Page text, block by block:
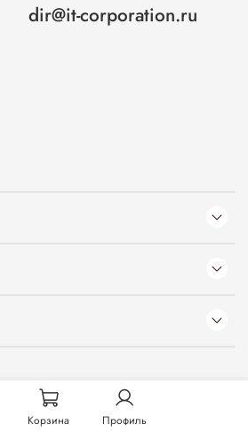
dir@it-corporation.ru
Корзина Профиль